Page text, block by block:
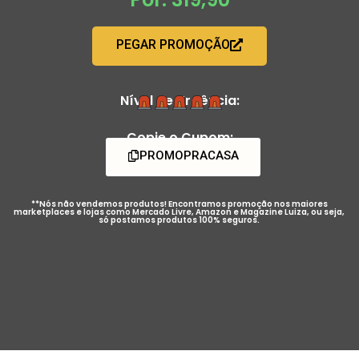
PEGAR PROMOÇÃO
Nível de Urgência:
Copie o Cupom:
PROMOPRACASA
**Nós não vendemos produtos! Encontramos promoção nos maiores
marketplaces e lojas como Mercado Livre, Amazon e Magazine Luiza, ou seja,
só postamos produtos 100% seguros.